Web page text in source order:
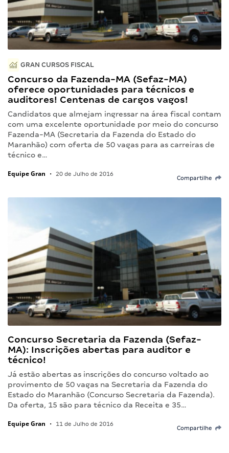
GRAN CURSOS FISCAL
Concurso da Fazenda-MA (Sefaz-MA)
oferece oportunidades para técnicos e
auditores! Centenas de cargos vagos!
Candidatos que almejam ingressar na área fiscal contam
com uma excelente oportunidade por meio do concurso
Fazenda-MA (Secretaria da Fazenda do Estado do
Maranhão) com oferta de 50 vagas para as carreiras de
técnico e…
Equipe Gran • 20 de Julho de 2016
Compartilhe
Concurso Secretaria da Fazenda (Sefaz-
MA): Inscrições abertas para auditor e
técnico!
Já estão abertas as inscrições do concurso voltado ao
provimento de 50 vagas na Secretaria da Fazenda do
Estado do Maranhão (Concurso Secretaria da Fazenda).
Da oferta, 15 são para técnico da Receita e 35…
Equipe Gran • 11 de Julho de 2016
Compartilhe